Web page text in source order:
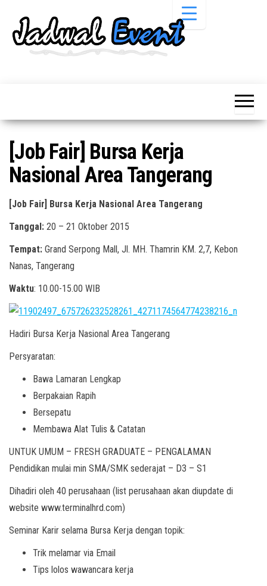
Pameran,
Acara &
Promo
Terbaru
Pameran,
Bazaar,
Workshop,
Job Fair,
Lomba dll.
[Job Fair] Bursa Kerja
Nasional Area Tangerang
[Job Fair] Bursa Kerja Nasional Area Tangerang
Tanggal: 20 – 21 Oktober 2015
Tempat: Grand Serpong Mall, Jl. MH. Thamrin KM. 2,7, Kebon
Nanas, Tangerang
Waktu: 10.00-15.00 WIB
Hadiri Bursa Kerja Nasional Area Tangerang
Persyaratan:
Bawa Lamaran Lengkap
Berpakaian Rapih
Bersepatu
Membawa Alat Tulis & Catatan
UNTUK UMUM – FRESH GRADUATE – PENGALAMAN
Pendidikan mulai min SMA/SMK sederajat – D3 – S1
Dihadiri oleh 40 perusahaan (list perusahaan akan diupdate di
website www.terminalhrd.com)
Seminar Karir selama Bursa Kerja dengan topik:
Trik melamar via Email
Tips lolos wawancara kerja